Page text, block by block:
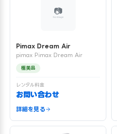
Pimax Dream Air
pimax Pimax Dream Air
極美品
レンタル料金
お問い合わせ
詳細を見る